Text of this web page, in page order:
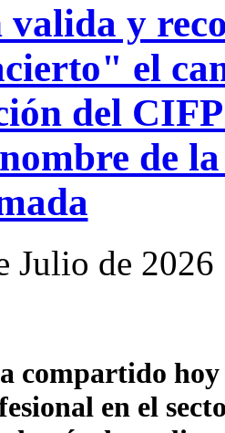
y
el
del
de
Julio de
compartido
en el